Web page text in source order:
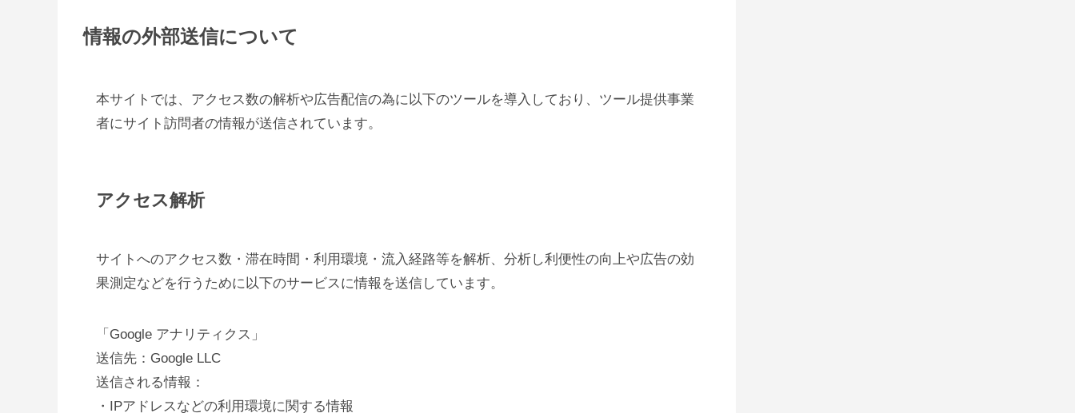
情報の外部送信について
本サイトでは、アクセス数の解析や広告配信の為に以下のツールを導入しており、ツール提供事業
者にサイト訪問者の情報が送信されています。
アクセス解析
サイトへのアクセス数・滞在時間・利用環境・流入経路等を解析、分析し利便性の向上や広告の効
果測定などを行うために以下のサービスに情報を送信しています。
「Google アナリティクス」
送信先：Google LLC
送信される情報：
・IPアドレスなどの利用環境に関する情報